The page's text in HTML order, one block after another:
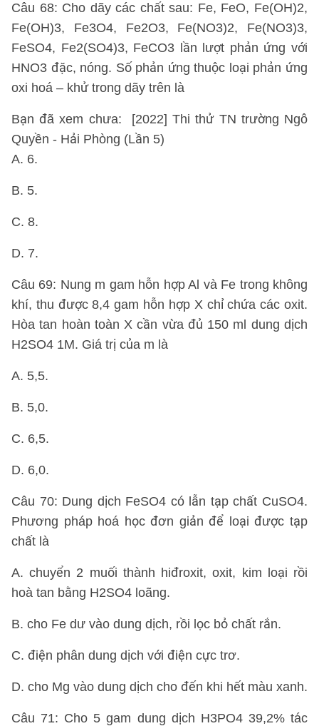
Câu 68: Cho dãy các chất sau: Fe, FeO, Fe(OH)2,
Fe(OH)3, Fe3O4, Fe2O3, Fe(NO3)2, Fe(NO3)3,
FeSO4, Fe2(SO4)3, FeCO3 lần lượt phản ứng với
HNO3 đặc, nóng. Số phản ứng thuộc loại phản ứng
oxi hoá – khử trong dãy trên là
Bạn đã xem chưa: [2022] Thi thử TN trường Ngô
Quyền - Hải Phòng (Lần 5)
A. 6.
B. 5.
C. 8.
D. 7.
Câu 69: Nung m gam hỗn hợp Al và Fe trong không
khí, thu được 8,4 gam hỗn hợp X chỉ chứa các oxit.
Hòa tan hoàn toàn X cần vừa đủ 150 ml dung dịch
H2SO4 1M. Giá trị của m là
A. 5,5.
B. 5,0.
C. 6,5.
D. 6,0.
Câu 70: Dung dịch FeSO4 có lẫn tạp chất CuSO4.
Phương pháp hoá học đơn giản để loại được tạp
chất là
A. chuyển 2 muối thành hiđroxit, oxit, kim loại rồi
hoà tan bằng H2SO4 loãng.
B. cho Fe dư vào dung dịch, rồi lọc bỏ chất rắn.
C. điện phân dung dịch với điện cực trơ.
D. cho Mg vào dung dịch cho đến khi hết màu xanh.
Câu 71: Cho 5 gam dung dịch H3PO4 39,2% tác